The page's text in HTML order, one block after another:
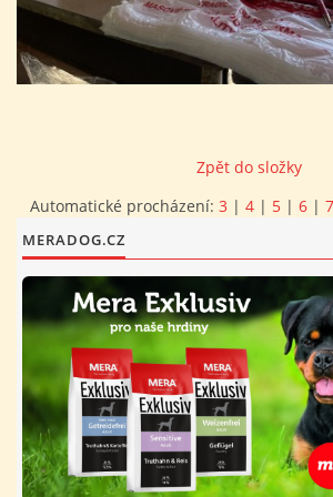
FOTOALBUM
O NÁS - HISTORIE A SOUČASNOST
AVZO TSČ ČR CHRUDIM P.S.
VÝBOR KK
Zpět do složky
Automatické procházení: 3 | 4 | 5 | 6 | 7
MERADOG.CZ